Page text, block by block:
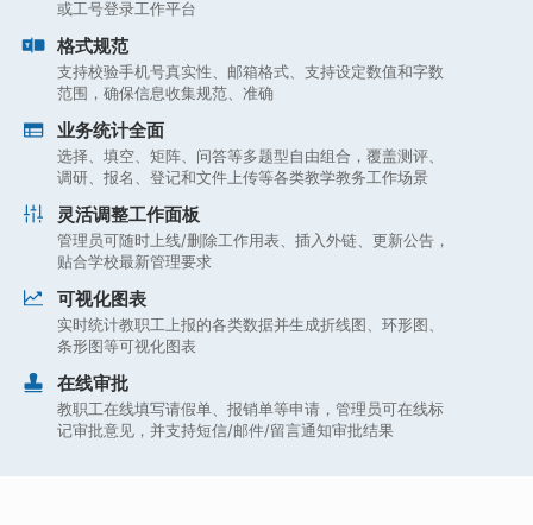
或工号登录工作平台
格式规范
支持校验手机号真实性、邮箱格式、支持设定数值和字数
范围，确保信息收集规范、准确
业务统计全面
选择、填空、矩阵、问答等多题型自由组合，覆盖测评、
调研、报名、登记和文件上传等各类教学教务工作场景
灵活调整工作面板
管理员可随时上线/删除工作用表、插入外链、更新公告，
贴合学校最新管理要求
可视化图表
实时统计教职工上报的各类数据并生成折线图、环形图、
条形图等可视化图表
在线审批
教职工在线填写请假单、报销单等申请，管理员可在线标
记审批意见，并支持短信/邮件/留言通知审批结果